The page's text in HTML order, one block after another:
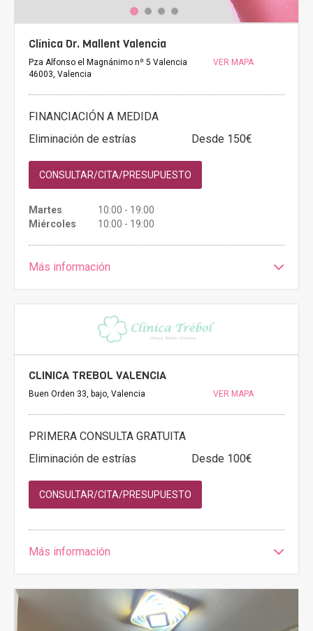
Clínica Dr. Mallent Valencia
Pza Alfonso el Magnánimo nº 5 Valencia
46003, Valencia
VER MAPA
FINANCIACIÓN A MEDIDA
Eliminación de estrías
Desde 150€
CONSULTAR/CITA/PRESUPUESTO
Martes
10:00 - 19:00
Miércoles
10:00 - 19:00
Más información
CLINICA TREBOL VALENCIA
Buen Orden 33, bajo, Valencia VER MAPA
PRIMERA CONSULTA GRATUITA
Eliminación de estrías
Desde 100€
CONSULTAR/CITA/PRESUPUESTO
Más información